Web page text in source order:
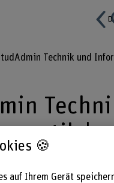
Technik und
|
🍪
auf Ihrem Gerät